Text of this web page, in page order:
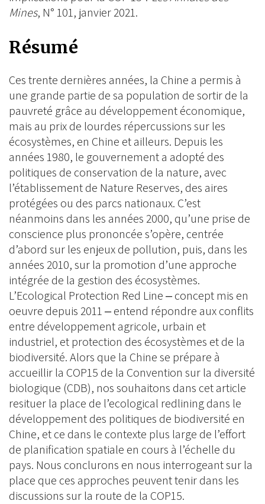
Mines, N° 101, janvier 2021.
Résumé
Ces trente dernières années, la Chine a permis à
une grande partie de sa population de sortir de la
pauvreté grâce au développement économique,
mais au prix de lourdes répercussions sur les
écosystèmes, en Chine et ailleurs. Depuis les
années 1980, le gouvernement a adopté des
politiques de conservation de la nature, avec
l’établissement de Nature Reserves, des aires
protégées ou des parcs nationaux. C’est
néanmoins dans les années 2000, qu’une prise de
conscience plus prononcée s’opère, centrée
d’abord sur les enjeux de pollution, puis, dans les
années 2010, sur la promotion d’une approche
intégrée de la gestion des écosystèmes.
L’Ecological Protection Red Line ‒ concept mis en
oeuvre depuis 2011 ‒ entend répondre aux conflits
entre développement agricole, urbain et
industriel, et protection des écosystèmes et de la
biodiversité. Alors que la Chine se prépare à
accueillir la COP15 de la Convention sur la diversité
biologique (CDB), nos souhaitons dans cet article
resituer la place de l’ecological redlining dans le
développement des politiques de biodiversité en
Chine, et ce dans le contexte plus large de l’effort
de planification spatiale en cours à l’échelle du
pays. Nous conclurons en nous interrogeant sur la
place que ces approches peuvent tenir dans les
discussions sur la route de la COP15.